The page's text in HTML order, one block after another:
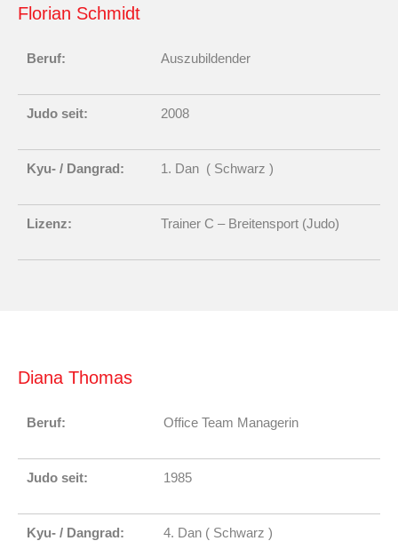
Florian Schmidt
Beruf: Auszubildender
Judo seit: 2008
Kyu- / Dangrad: 1. Dan ( Schwarz )
Lizenz: Trainer C – Breitensport (Judo)
Diana Thomas
Beruf: Office Team Managerin
Judo seit: 1985
Kyu- / Dangrad: 4. Dan ( Schwarz )